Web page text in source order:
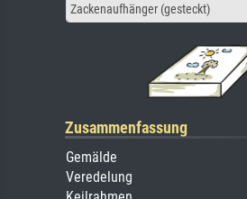
Zackenaufhänger (gesteckt)
Zusammenfassung
Gemälde
Veredelung